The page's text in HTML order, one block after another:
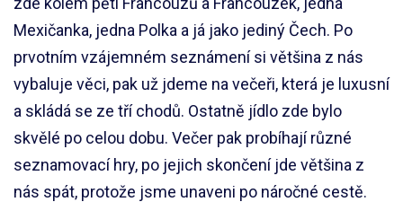
Mexičanka, jedna Polka a já jako jediný Čech. Po
prvotním vzájemném seznámení si většina z nás
vybaluje věci, pak už jdeme na večeři, která je luxusní
a skládá se ze tří chodů. Ostatně jídlo zde bylo
skvělé po celou dobu. Večer pak probíhají různé
seznamovací hry, po jejich skončení jde většina z
nás spát, protože jsme unaveni po náročné cestě.